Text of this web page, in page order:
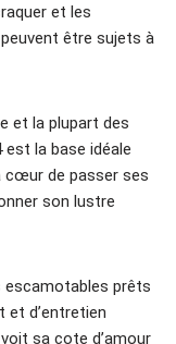
et les
être sujets à
et la plupart des
la base idéale
cœur de passer ses
son lustre
escamotables prêts
et d’entretien
sa cote d’amour